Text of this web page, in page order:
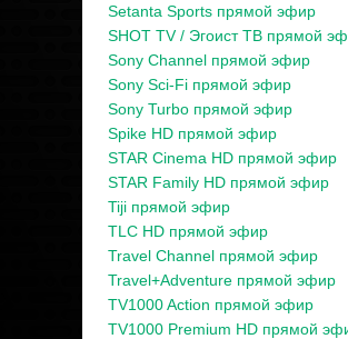
Setanta Sports прямой эфир
SHOT TV / Эгоист ТВ прямой
Sony Channel прямой эфир
Sony Sci-Fi прямой эфир
Sony Turbo прямой эфир
Spike HD прямой эфир
STAR Cinema HD прямой эфир
STAR Family HD прямой эфир
Tiji прямой эфир
TLC HD прямой эфир
Travel Channel прямой эфир
Travel+Adventure прямой эфир
TV1000 Action прямой эфир
TV1000 Premium HD прямой